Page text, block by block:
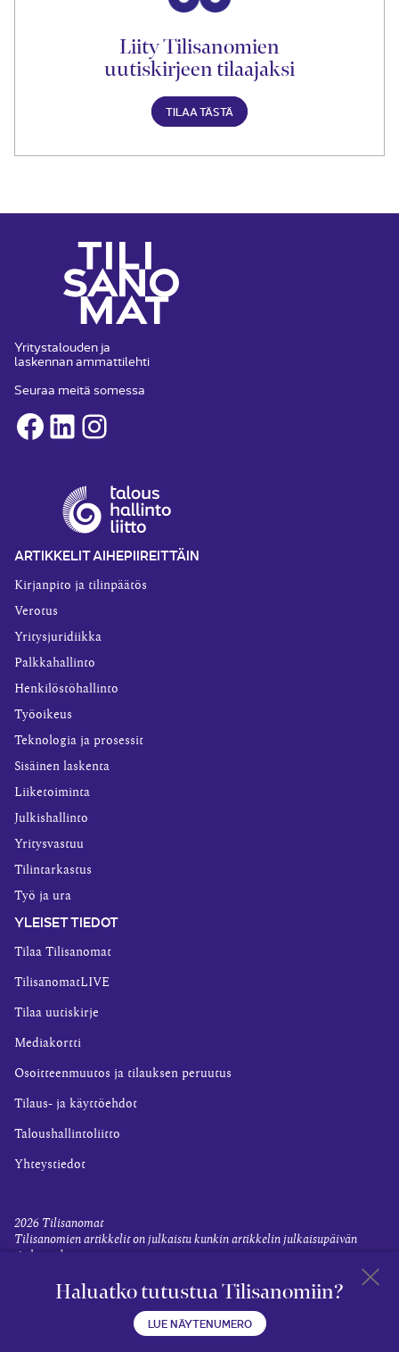
Liity Tilisanomien
uutiskirjeen tilaajaksi
TILAA TÄSTÄ
Yritystalouden ja
laskennan ammattilehti
Seuraa meitä somessa
Facebook
LinkedInInstagram
ARTIKKELIT AIHEPIIREITTÄIN
Kirjanpito ja tilinpäätös
Verotus
Yritysjuridiikka
Palkkahallinto
Henkilöstöhallinto
Työoikeus
Teknologia ja prosessit
Sisäinen laskenta
Liiketoiminta
Julkishallinto
Yritysvastuu
Tilintarkastus
Työ ja ura
YLEISET TIEDOT
Tilaa Tilisanomat
TilisanomatLIVE
Tilaa uutiskirje
Mediakortti
Osoitteenmuutos ja tilauksen peruutus
Tilaus- ja käyttöehdot
Taloushallintoliitto
Yhteystiedot
2026 Tilisanomat
Tilisanomien artikkelit on julkaistu kunkin artikkelin julkaisupäivän
tiedon valossa.
EvästevalinnatHaluatko tutustua Tilisanomiin?
LUE NÄYTENUMERO